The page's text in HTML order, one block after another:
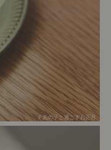
# あの子と過ごすお正月